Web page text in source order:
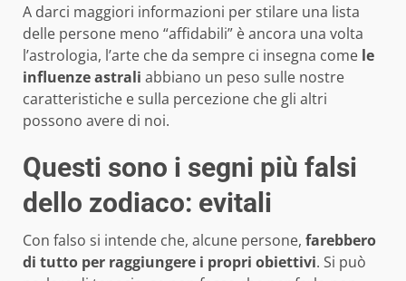
A darci maggiori informazioni per stilare una lista
delle persone meno “affidabili” è ancora una volta
l’astrologia, l’arte che da sempre ci insegna come le
influenze astrali abbiano un peso sulle nostre
caratteristiche e sulla percezione che gli altri
possono avere di noi.
Questi sono i segni più falsi
dello zodiaco: evitali
Con falso si intende che, alcune persone, farebbero
di tutto per raggiungere i propri obiettivi. Si può